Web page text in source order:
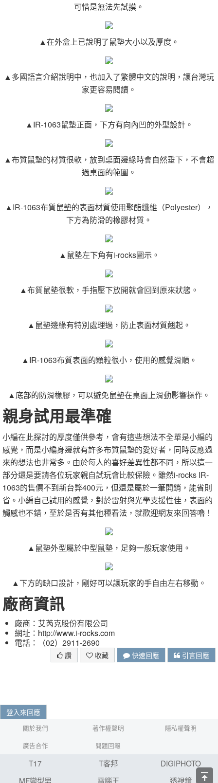
可惜是無法先試摸。
▲在外盒上已說明了鼠墊大小以及厚度。
▲多國語言介紹說明中，也加入了繁體中文的說明，讓台灣玩
家更容易閱讀。
▲IR-1063鼠墊正面，下方有向內凹的外型設計。
▲布質鼠墊的材質很軟，放到桌面邊緣時會自然垂下，不會超
過桌面的範圍。
▲IR-1063布質鼠墊的表面材質使用聚酯纖維（Polyester），
下方為防滑的橡膠材質。
▲鼠墊左下角有i-rocks圖示。
▲布質鼠墊很軟，手指壓下放開就會回到原來狀態。
▲鼠墊邊緣有特別處理過，防止表面材質翹起。
▲IR-1063布質表面的顆粒很小，使用的感覺滑順。
▲底部的防滑橡膠，可以避免鼠墊在桌面上滑動影響操作。
親身試用最準確
小編在此探討的厚度僅供參考，會有這些想法不全單是小編的
感覺，而是小編身邊就有許多布質鼠墊的愛好者，同時反應過
來的想法也非常多。由於每人的喜好差異性都不同，所以這一
部分還是要請各位玩家親自試玩會比較保險。雖然i-rocks IR-
1063的售價不到新台弊400元，但還是屬於一筆開銷，能省則
省。小編自己試用的感覺，對於雷射與光學支援性佳，表面的
觸感也不錯，至於是否有其他種看法，就歡迎網友來回答嚕！
▲鼠墊外型屬於中型鼠墊，足夠一般玩家使用。
▲下方的缺口設計，剛好可以讓玩家的手自由左右移動。
廠商資訊
廠商：艾芮克股份有限公司
網址： http://www.i-rocks.com
電話：（02）2911-2690
讚 收藏 快速回應 引言回應
登入來回應
關於我們 著作權聲明
隱私權聲明
廣告合作
問題回報
T17 T客邦
DIGIPHOTO
MF變型男
電腦王 透視鏡